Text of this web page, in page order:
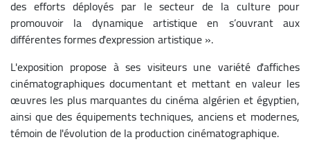
des efforts déployés par le secteur de la culture pour
promouvoir la dynamique artistique en s’ouvrant aux
différentes formes d'expression artistique ».
L'exposition propose à ses visiteurs une variété d'affiches
cinématographiques documentant et mettant en valeur les
œuvres les plus marquantes du cinéma algérien et égyptien,
ainsi que des équipements techniques, anciens et modernes,
témoin de l'évolution de la production cinématographique.